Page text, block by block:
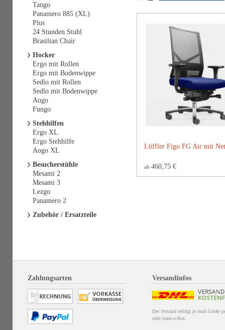
Löffler Figo FG Air mit
ab 460,75 €
Tango
Panamero 885 (XL)
Plus
24 Stunden Stuhl
Brasilian Chair
Hocker
Ergo mit Rollen
Ergo mit Bodenwippe
Sedlo mit Rollen
Sedlo mit Bodenwippe
Aogo
Fungo
Stehhilfen
Ergo XL
Ergo Stehhilfe
Aogo XL
Besucherstühle
Mesami 2
Mesami 3
Lezgo
Panamero 2
Zubehör / Ersatzteile
Zahlungsarten Versandinfos
Der Versand erfolgt je nach Größe
oder trans-o-flex.